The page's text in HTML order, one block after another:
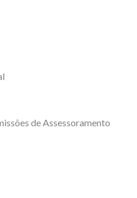
de Assessoramento